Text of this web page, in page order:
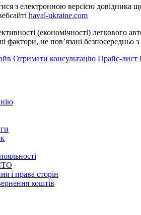
з електронною версією довідника
haval-ukraine.com
(економічності) легкового
фактори, не повʼязані
Отримати консультацію Прайс-лист
і права сторін
коштів